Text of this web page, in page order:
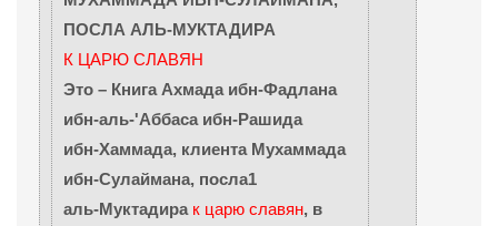
ПОСЛА АЛЬ-МУКТАДИРА
К ЦАРЮ СЛАВЯН
Это – Книга Ахмада ибн-Фадлана
ибн-аль-'Аббаса ибн-Рашида
ибн-Хаммада, клиента Мухаммада
ибн-Сулаймана, посла1
аль-Муктадира к царю славян, в